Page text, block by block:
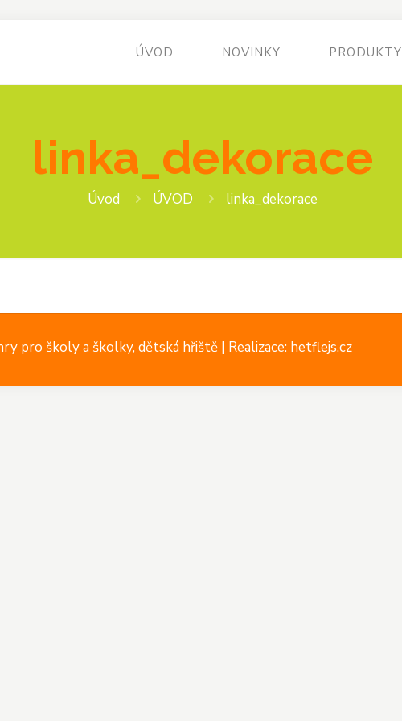
ÚVOD NOVINKY PRODUKTY
linka_dekorace
Úvod ÚVOD linka_dekorace
pro školy a školky, dětská hřiště | Realizace: hetflejs.cz